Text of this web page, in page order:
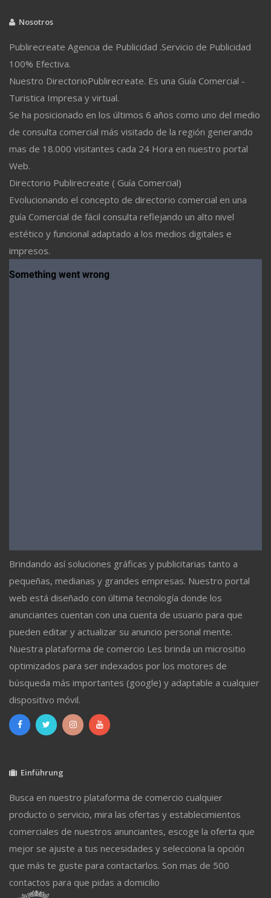
Nosotros
Publirecreate Agencia de Publicidad .Servicio de Publicidad
100% Efectiva.
Nuestro DirectorioPublirecreate. Es una Guía Comercial -
Turistica Impresa y virtual.
Se ha posicionado en los últimos 6 años como uno del medio
de consulta comercial más visitado de la región generando
mas de 18.000 visitantes cada 24 Hora en nuestro portal
Web.
Directorio Publirecreate ( Guía Comercial)
Evolucionando el concepto de directorio comercial en una
guía Comercial de fácil consulta reflejando un alto nivel
estético y funcional adaptado a los medios digitales e
impresos.
Brindando así soluciones gráficas y publicitarias tanto a
pequeñas, medianas y grandes empresas. Nuestro portal
web está diseñado con última tecnología donde los
anunciantes cuentan con una cuenta de usuario para que
pueden editar y actualizar su anuncio personal mente.
Nuestra plataforma de comercio Les brinda un micrositio
optimizados para ser indexados por los motores de
búsqueda más importantes (google) y adaptable a cualquier
dispositivo móvil.
Einführung
Busca en nuestro plataforma de comercio cualquier
producto o servicio, mira las ofertas y establecimientos
comerciales de nuestros anunciantes, escoge la oferta que
mejor se ajuste a tus necesidades y selecciona la opción
que más te guste para contactarlos. Son mas de 500
contactos para que pidas a domicilio